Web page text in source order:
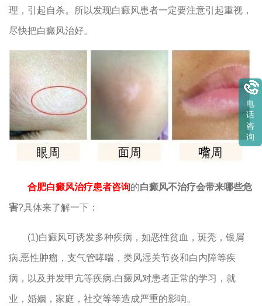
理，引起自杀。所以发现白癜风患者一定要注意引起重视，
尽快把白癜风治好。
合肥白癜风治疗患者咨询的白癜风不治疗会带来哪些危
害?具体来了解一下：
(1)白癜风可诱发多种疾病，如恶性贫血，斑秃，银屑
病.恶性肿瘤，支气管哮喘，类风湿关节炎和白内障等疾
病，以及并发甲亢等疾病.白癜风对患者正常的学习，就
业，婚姻，家庭，社交等等造成严重的影响。
电
话
咨
询